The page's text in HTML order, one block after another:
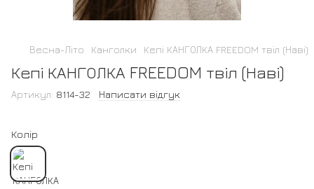
Весна-Літо Канголки Кепі КАНГОЛКА FREEDOM твіл (Наві)
Кепі КАНГОЛКА FREEDOM твіл (Наві)
Артикул: 8114-32 Написати відгук
Колір